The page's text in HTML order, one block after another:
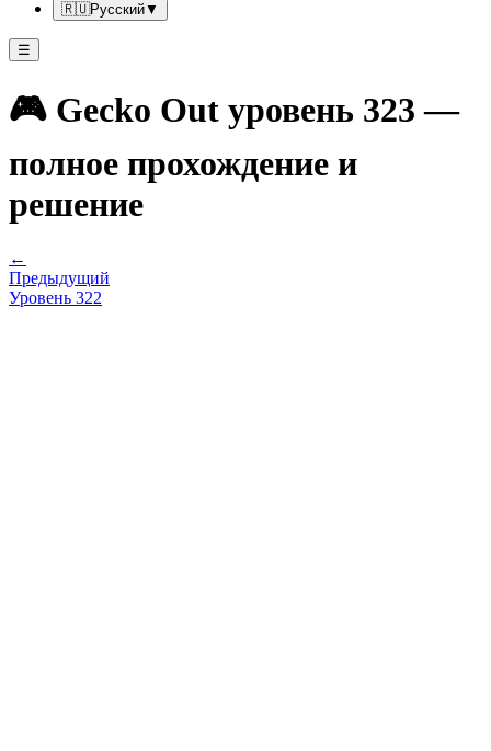
🇷🇺Русский▼
☰
🎮 Gecko Out уровень 323 —
полное прохождение и
решение
←
Предыдущий
Уровень 322